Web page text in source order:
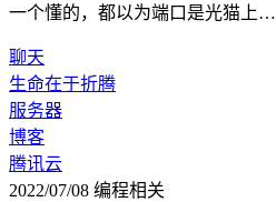
一个懂的，都以为端口是光猫上…
聊天
生命在于折腾
服务器
博客
腾讯云
2022/07/08 编程相关